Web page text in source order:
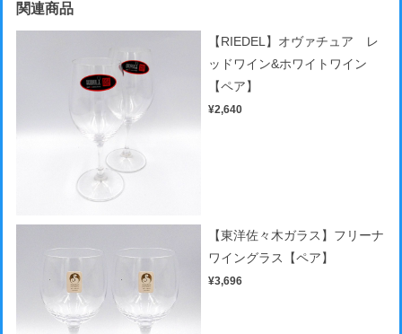
関連商品
【RIEDEL】オヴァチュア レ
ッドワイン&ホワイトワイン
【ペア】
¥2,640
【東洋佐々木ガラス】フリーナ
ワイングラス【ペア】
¥3,696